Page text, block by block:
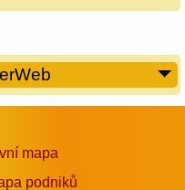
mapa
podniků